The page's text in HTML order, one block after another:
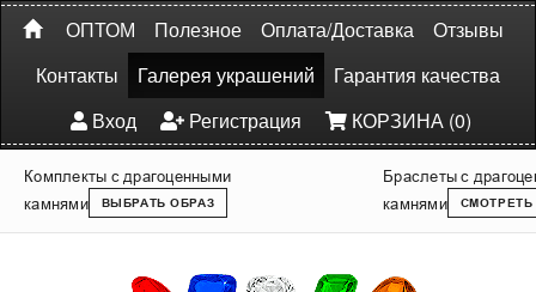
ОПТОМ Полезное Оплата/Доставка
Отзывы
Контакты
Галерея украшений
Гарантия качества
Вход
Регистрация КОРЗИНА (0)
Комплекты с драгоценными
камнями
ВЫБРАТЬ ОБРАЗ
Браслеты с
камнями
СМОТРЕТЬ